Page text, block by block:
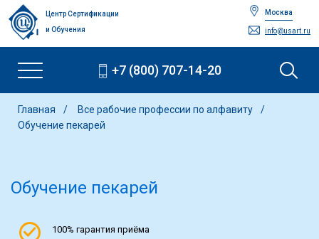
Центр Сертификации
и Обучения
Москва
info@usart.ru
+7 (800) 707-14-20
Главная
Все рабочие профессии по алфавиту
Обучение пекарей
Обучение пекарей
100% гарантия приёма